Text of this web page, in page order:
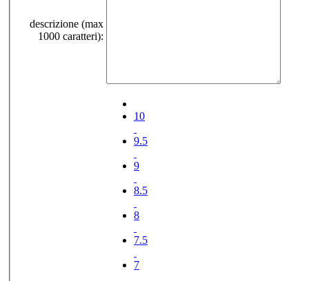
descrizione (max
1000 caratteri):
10
9.5
9
8.5
8
7.5
7